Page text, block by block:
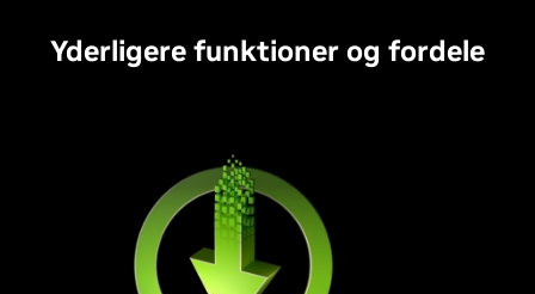
Yderligere funktioner og fordele